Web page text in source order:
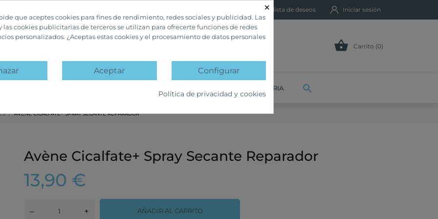
Mi lista de deseos Iniciar sesión
 Carrito (0)
VETERINARIA 
AVÈNE CICALFATE+ SPRAY SECANTE REPARADOR
Avène Cicalfate+ Spray Secante Reparador
13,90 €
– + AÑADIR AL CARRITO
×
que aceptes cookies para fines de rendimiento, redes sociales y publicidad. Las
las cookies publicitarias de terceros se utilizan para ofrecerte funciones de redes
personalizados. ¿Aceptas estas cookies y el procesamiento de datos personales
Aceptar Configurar
Política de privacidad y cookies